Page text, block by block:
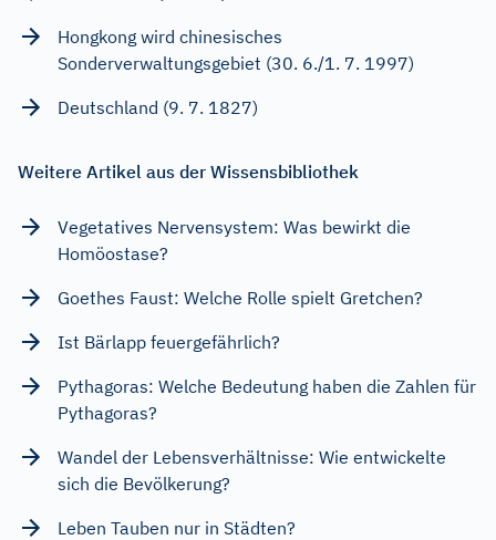
Hongkong wird chinesisches
Sonderverwaltungsgebiet (30. 6./1. 7. 1997)
Deutschland (9. 7. 1827)
Weitere Artikel aus der Wissensbibliothek
Vegetatives Nervensystem: Was bewirkt die
Homöostase?
Goethes Faust: Welche Rolle spielt Gretchen?
Ist Bärlapp feuergefährlich?
Pythagoras: Welche Bedeutung haben die Zahlen für
Pythagoras?
Wandel der Lebensverhältnisse: Wie entwickelte
sich die Bevölkerung?
Leben Tauben nur in Städten?